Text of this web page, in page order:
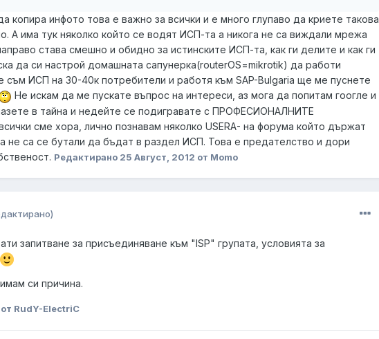
копира инфото това е важно за всички и е много глупаво да криете такова
А има тук няколко който се водят ИСП-та а никога не са виждали мрежа
става смешно и обидно за истинските ИСП-та, как ги делите и как ги
да си настрой домашната сапунерка(routerOS=mikrotik) да работи
съм ИСП на 30-40к потребители и работя към SAP-Bulgaria ще ме пуснете
Не искам да ме пускате въпрос на интереси, аз мога да попитам гоогле и
в тайна и недейте се подигравате с ПРОФЕСИОНАЛНИТЕ
сме хора, лично познавам няколко USERA- на форума който държат
не са се бутали да бъдат в раздел ИСП. Това е предателство и дори
Редактирано 25 Август, 2012 от Momo
запитване за присъединяване към "ISP" групата, условията за
си причина.
от RudY-ElectriC